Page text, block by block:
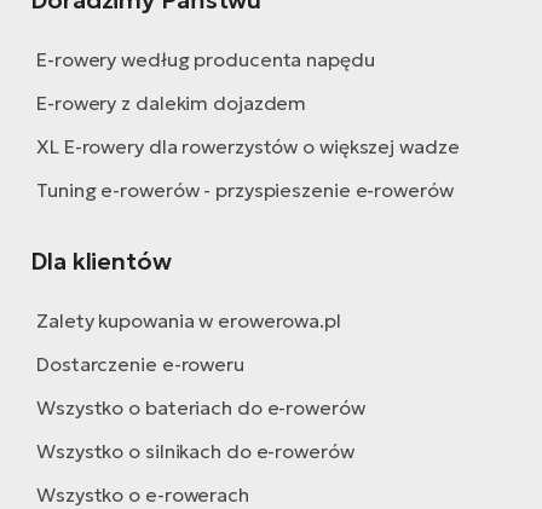
E-rowery według producenta napędu
E-rowery z dalekim dojazdem
XL E-rowery dla rowerzystów o większej wadze
Tuning e-rowerów - przyspieszenie e-rowerów
Dla klientów
Zalety kupowania w erowerowa.pl
Dostarczenie e-roweru
Wszystko o bateriach do e-rowerów
Wszystko o silnikach do e-rowerów
Wszystko o e-rowerach